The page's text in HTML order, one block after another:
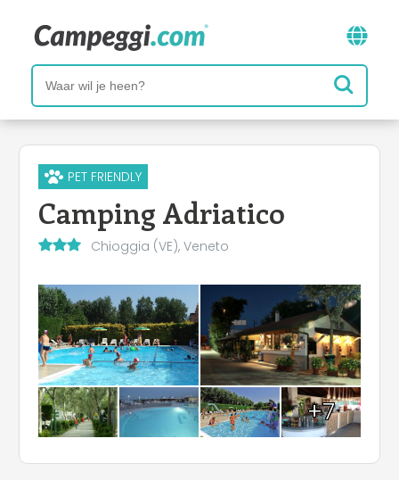
PET FRIENDLY
Camping Adriatico
Chioggia (VE), Veneto
+7